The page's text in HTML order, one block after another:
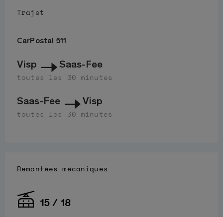
Trajet
CarPostal 511
Visp Saas-Fee
toutes les 30 minutes
Saas-Fee Visp
toutes les 30 minutes
Remontées mécaniques
15 / 18